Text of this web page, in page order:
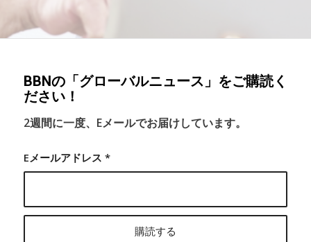
BBNの「グローバルニュース」をご購読く
ださい！
2週間に一度、Eメールでお届けしています。
Eメールアドレス *